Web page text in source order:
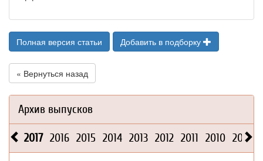
Полная версия статьи Добавить в подборку
« Вернуться назад
Архив выпусков
2017 2016 2015 2014 2013 2012 2011 2010 2009